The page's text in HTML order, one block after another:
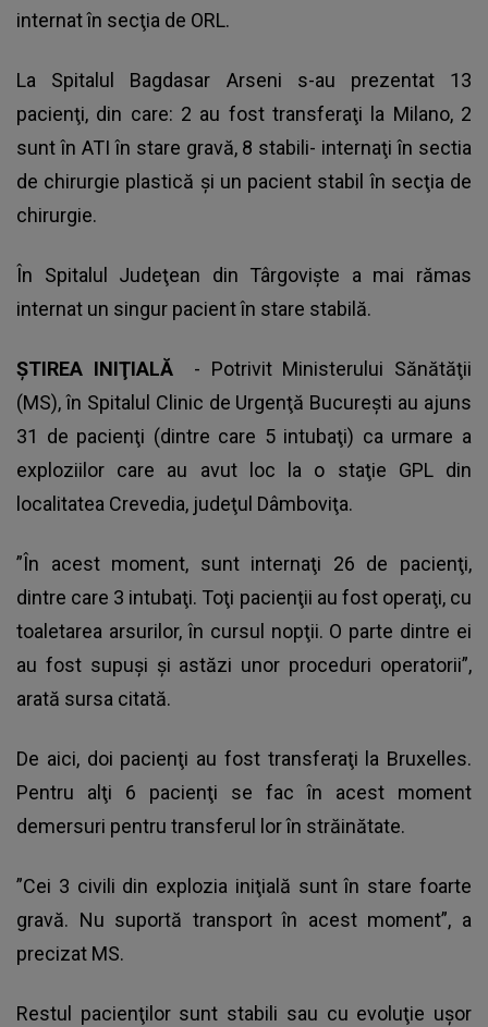
internat în secţia de ORL.
La Spitalul Bagdasar Arseni s-au prezentat 13
pacienţi, din care: 2 au fost transferaţi la Milano, 2
sunt în ATI în stare gravă, 8 stabili- internaţi în sectia
de chirurgie plastică şi un pacient stabil în secţia de
chirurgie.
În Spitalul Judeţean din Târgovişte a mai rămas
internat un singur pacient în stare stabilă.
ŞTIREA INIŢIALĂ
- Potrivit Ministerului Sănătăţii
(MS), în Spitalul Clinic de Urgenţă Bucureşti au ajuns
31 de pacienţi (dintre care 5 intubaţi) ca urmare a
exploziilor care au avut loc la o staţie GPL din
localitatea Crevedia, judeţul Dâmboviţa.
”În acest moment, sunt internaţi 26 de pacienţi,
dintre care 3 intubaţi. Toţi pacienţii au fost operaţi, cu
toaletarea arsurilor, în cursul nopţii. O parte dintre ei
au fost supuşi şi astăzi unor proceduri operatorii”,
arată sursa citată.
De aici, doi pacienţi au fost transferaţi la Bruxelles.
Pentru alţi 6 pacienţi se fac în acest moment
demersuri pentru transferul lor în străinătate.
”Cei 3 civili din explozia iniţială sunt în stare foarte
gravă. Nu suportă transport în acest moment”, a
precizat MS.
Restul pacienţilor sunt stabili sau cu evoluţie uşor